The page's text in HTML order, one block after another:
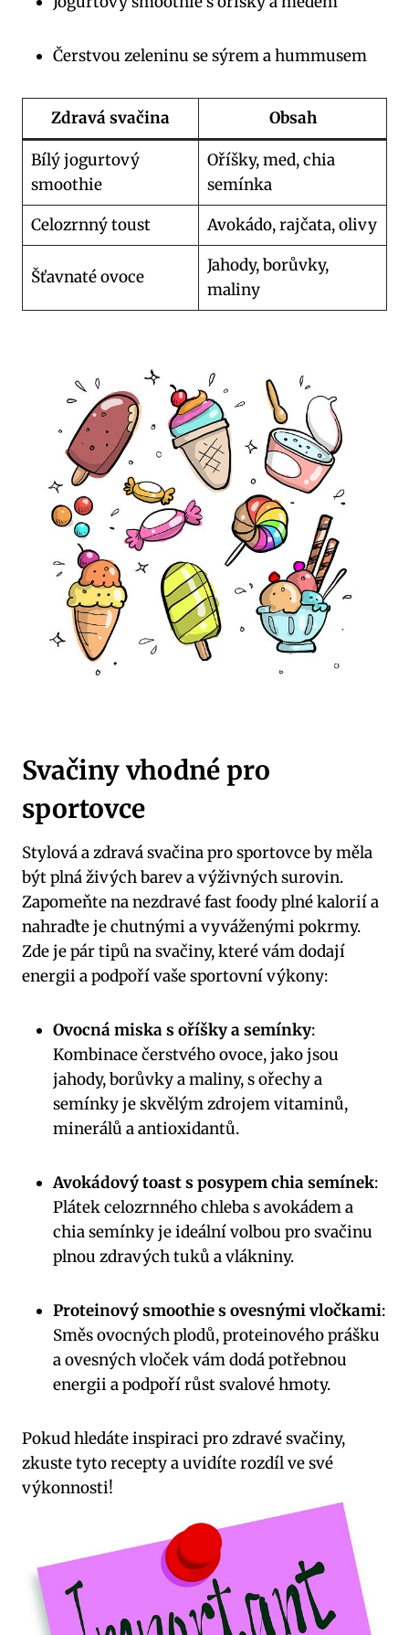
Čerstvou zeleninu se sýrem a hummusem
Zdravá svačina Obsah
Bílý jogurtový
smoothie
Oříšky, med, chia
semínka
Celozrnný toust
Avokádo, rajčata, olivy
Šťavnaté ovoce
Jahody, borůvky,
maliny
Svačiny vhodné pro
sportovce
Stylová a zdravá svačina pro sportovce by měla
být plná živých barev a výživných surovin.
Zapomeňte na nezdravé fast foody plné kalorií a
nahraďte je chutnými a vyváženými pokrmy.
Zde je pár tipů na svačiny, které vám dodají
energii a podpoří vaše sportovní výkony:
Ovocná miska s oříšky a semínky:
Kombinace čerstvého ovoce, jako jsou
jahody, borůvky a maliny, s ořechy a
semínky je skvělým zdrojem vitaminů,
minerálů a antioxidantů.
Avokádový toast s posypem chia semínek:
Plátek celozrnného chleba s avokádem a
chia semínky je ideální volbou pro svačinu
plnou zdravých tuků a vlákniny.
Proteinový smoothie s ovesnými vločkami:
Směs ovocných plodů, proteinového prášku
a ovesných vloček vám dodá potřebnou
energii a podpoří růst svalové hmoty.
Pokud hledáte inspiraci pro zdravé svačiny,
zkuste tyto recepty a uvidíte rozdíl ve své
výkonnosti!